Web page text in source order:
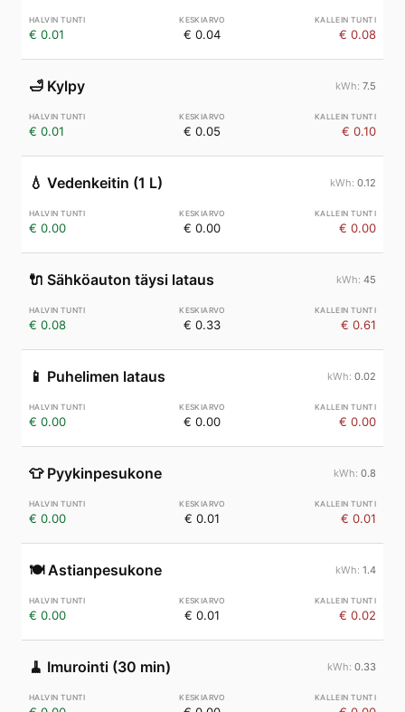
€ 0.01 € 0.04 € 0.08
🛁 Kylpy 7.5
€ 0.01 € 0.05 € 0.10
💧 Vedenkeitin (1 L) 0.12
€ 0.00 € 0.00 € 0.00
🔌 Sähköauton täysi lataus 45
€ 0.08 € 0.33 € 0.61
📱 Puhelimen lataus 0.02
€ 0.00 € 0.00 € 0.00
👕 Pyykinpesukone 0.8
€ 0.00 € 0.01 € 0.01
🍽️ Astianpesukone 1.4
€ 0.00 € 0.01 € 0.02
🧹 Imurointi (30 min) 0.33